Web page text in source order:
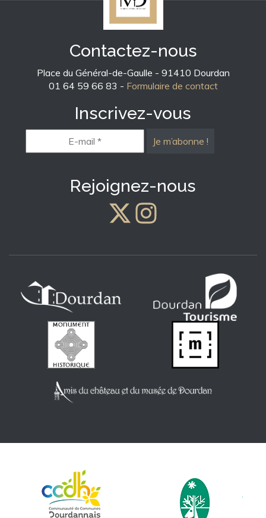
Contactez-nous
Place du Général-de-Gaulle - 91410 Dourdan
01 64 59 66 83 - Formulaire de contact
Inscrivez-vous
mail
*
Rejoignez-nous